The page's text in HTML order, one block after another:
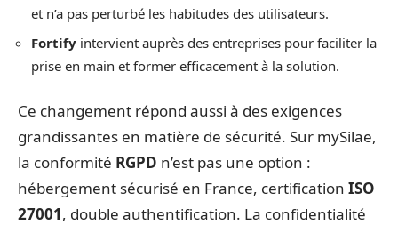
et n’a pas perturbé les habitudes des utilisateurs.
Fortify intervient auprès des entreprises pour faciliter la
prise en main et former efficacement à la solution.
Ce changement répond aussi à des exigences
grandissantes en matière de sécurité. Sur mySilae,
la conformité RGPD n’est pas une option :
hébergement sécurisé en France, certification ISO
27001, double authentification. La confidentialité